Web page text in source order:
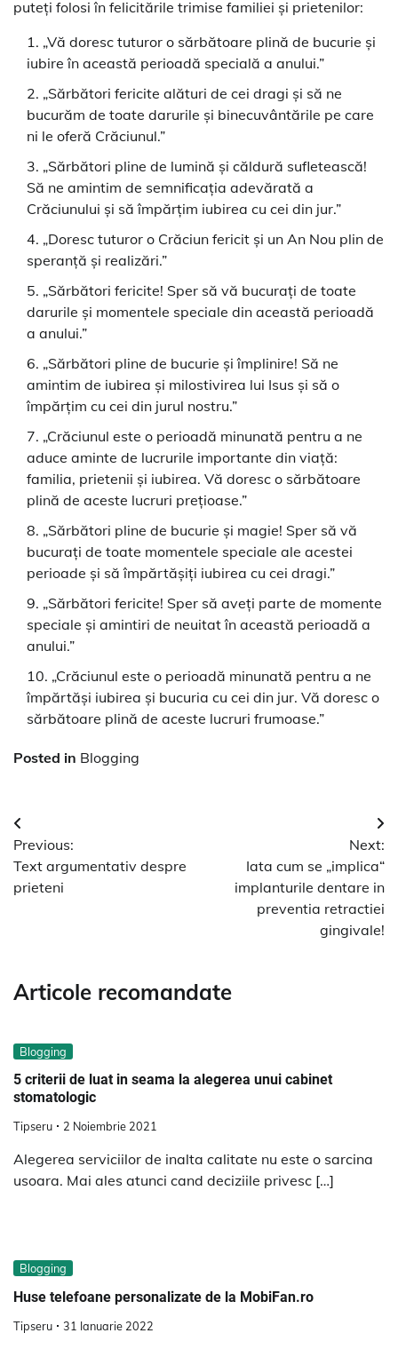
puteți folosi în felicitările trimise familiei și prietenilor:
„Vă doresc tuturor o sărbătoare plină de bucurie și
iubire în această perioadă specială a anului.”
„Sărbători fericite alături de cei dragi și să ne
bucurăm de toate darurile și binecuvântările pe care
ni le oferă Crăciunul.”
„Sărbători pline de lumină și căldură sufletească!
Să ne amintim de semnificația adevărată a
Crăciunului și să împărțim iubirea cu cei din jur.”
„Doresc tuturor o Crăciun fericit și un An Nou plin de
speranță și realizări.”
„Sărbători fericite! Sper să vă bucurați de toate
darurile și momentele speciale din această perioadă
a anului.”
„Sărbători pline de bucurie și împlinire! Să ne
amintim de iubirea și milostivirea lui Isus și să o
împărțim cu cei din jurul nostru.”
„Crăciunul este o perioadă minunată pentru a ne
aduce aminte de lucrurile importante din viață:
familia, prietenii și iubirea. Vă doresc o sărbătoare
plină de aceste lucruri prețioase.”
„Sărbători pline de bucurie și magie! Sper să vă
bucurați de toate momentele speciale ale acestei
perioade și să împărtășiți iubirea cu cei dragi.”
„Sărbători fericite! Sper să aveți parte de momente
speciale și amintiri de neuitat în această perioadă a
anului.”
„Crăciunul este o perioadă minunată pentru a ne
împărtăși iubirea și bucuria cu cei din jur. Vă doresc o
sărbătoare plină de aceste lucruri frumoase.”
Posted in Blogging
Navigare
în
articole
Previous:
Text argumentativ despre
prieteni
Next:
Iata cum se „implica“
implanturile dentare in
preventia retractiei
gingivale!
Articole recomandate
Blogging
5 criterii de luat in seama la alegerea unui cabinet
stomatologic
Tipseru 2 Noiembrie 2021
Alegerea serviciilor de inalta calitate nu este o sarcina
usoara. Mai ales atunci cand deciziile privesc […]
Blogging
Huse telefoane personalizate de la MobiFan.ro
Tipseru 31 Ianuarie 2022